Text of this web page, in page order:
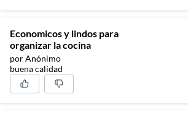
Economicos y lindos para
organizar la cocina
por Anónimo
buena calidad